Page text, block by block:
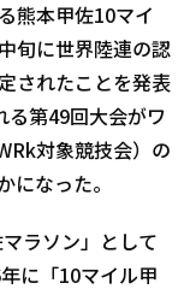
Mute
熊本甲佐10マイ
旬に世界陸連の認
されたことを発表
る第49回大会がワ
対象競技会）の
になった。
ラソン」として
に「10マイル甲